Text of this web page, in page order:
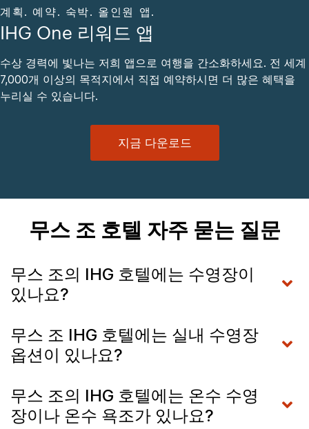
계획. 예약. 숙박. 올인원 앱.
IHG One 리워드 앱
수상 경력에 빛나는 저희 앱으로 여행을 간소화하세요. 전 세계
7,000개 이상의 목적지에서 직접 예약하시면 더 많은 혜택을
누리실 수 있습니다.
지금 다운로드
무스 조 호텔 자주 묻는 질문
무스 조의 IHG 호텔에는 수영장이
있나요?
무스 조 IHG 호텔에는 실내 수영장
옵션이 있나요?
무스 조의 IHG 호텔에는 온수 수영
장이나 온수 욕조가 있나요?